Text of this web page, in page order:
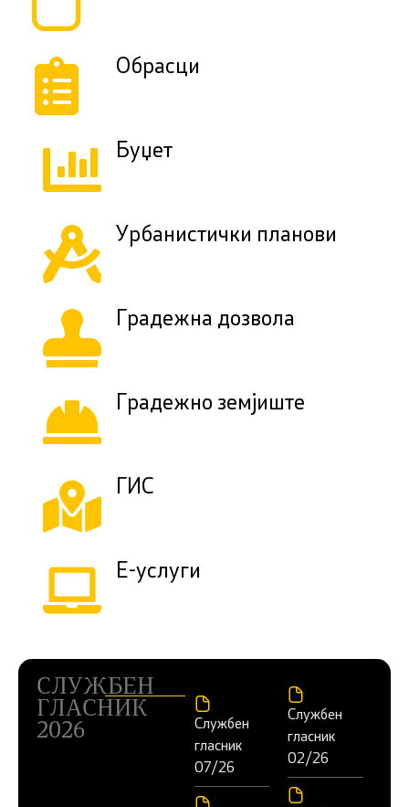
Обрасци
Буџет
Урбанистички планови
Градежна дозвола
Градежно земјиште
ГИС
Е-услуги
СЛУЖБЕН
ГЛАСНИК
2026
Службен
гласник
07/26
Службен
гласник
02/26